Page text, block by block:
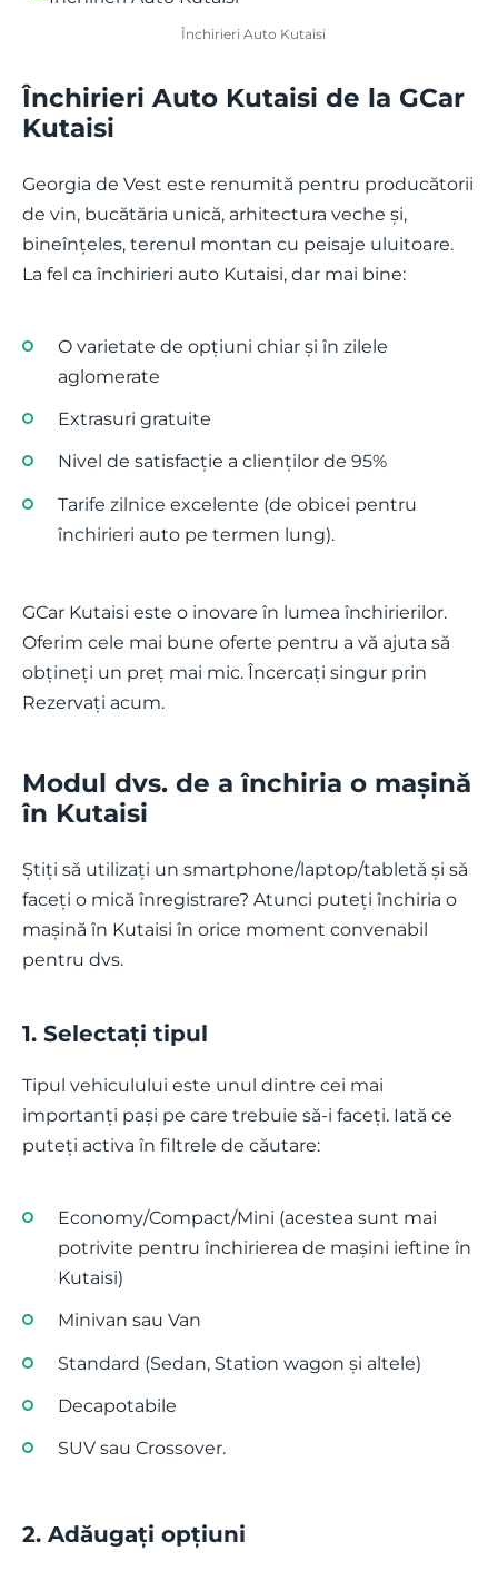
Închirieri Auto Kutaisi
Închirieri Auto Kutaisi de la GCar
Kutaisi
Georgia de Vest este renumită pentru producătorii
de vin, bucătăria unică, arhitectura veche și,
bineînțeles, terenul montan cu peisaje uluitoare.
La fel ca închirieri auto Kutaisi, dar mai bine:
O varietate de opțiuni chiar și în zilele
aglomerate
Extrasuri gratuite
Nivel de satisfacție a clienților de 95%
Tarife zilnice excelente (de obicei pentru
închirieri auto pe termen lung).
GCar Kutaisi este o inovare în lumea închirierilor.
Oferim cele mai bune oferte pentru a vă ajuta să
obțineți un preț mai mic. Încercați singur prin
Rezervați acum.
Modul dvs. de a închiria o mașină
în Kutaisi
Știți să utilizați un smartphone/laptop/tabletă și să
faceți o mică înregistrare? Atunci puteți închiria o
mașină în Kutaisi în orice moment convenabil
pentru dvs.
1. Selectați tipul
Tipul vehiculului este unul dintre cei mai
importanți pași pe care trebuie să-i faceți. Iată ce
puteți activa în filtrele de căutare:
Economy/Compact/Mini (acestea sunt mai
potrivite pentru închirierea de mașini ieftine în
Kutaisi)
Minivan sau Van
Standard (Sedan, Station wagon și altele)
Decapotabile
SUV sau Crossover.
2. Adăugați opțiuni